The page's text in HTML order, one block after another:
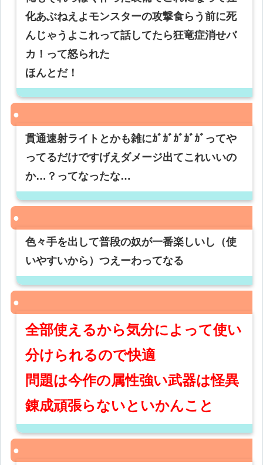
化あぶねえよモンスターの攻撃食らう前に死
んじゃうよこれって話してたら狂竜症消せバ
カ！って怒られた
ほんとだ！
貫通速射ライトとかも雑にｶﾞｶﾞｶﾞｶﾞｶﾞってや
ってるだけですげえダメージ出てこれいいの
か…？ってなったな…
色々手を出して普段の奴が一番楽しいし（使
いやすいから）つえーわってなる
全部使えるから気分によって使い
分けられるので快適
問題は今作の属性強い武器は怪異
錬成頑張らないといかんこと